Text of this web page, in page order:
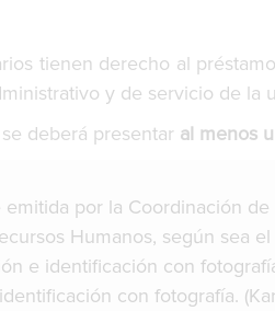
tienen derecho al
y de servicio de la
deberá presentar al menos
por la Coordinación
Humanos, según sea
e identificación con
con fotografía.